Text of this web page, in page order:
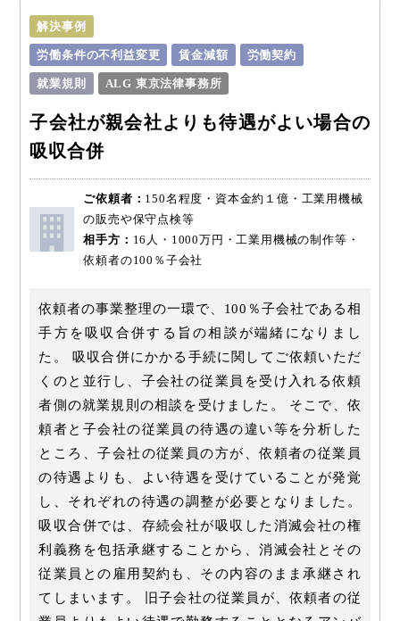
解決事例
労働条件の不利益変更 賃金減額 労働契約
就業規則 ALG 東京法律事務所
子会社が親会社よりも待遇がよい場合の
吸収合併
ご依頼者： 150名程度・資本金約１億・工業用機械
の販売や保守点検等
相手方： 16人・1000万円・工業用機械の制作等・
依頼者の100％子会社
依頼者の事業整理の一環で、100％子会社である相
手方を吸収合併する旨の相談が端緒になりまし
た。 吸収合併にかかる手続に関してご依頼いただ
くのと並行し、子会社の従業員を受け入れる依頼
者側の就業規則の相談を受けました。 そこで、依
頼者と子会社の従業員の待遇の違い等を分析した
ところ、子会社の従業員の方が、依頼者の従業員
の待遇よりも、よい待遇を受けていることが発覚
し、それぞれの待遇の調整が必要となりました。
吸収合併では、存続会社が吸収した消滅会社の権
利義務を包括承継することから、消滅会社とその
従業員との雇用契約も、その内容のまま承継され
てしまいます。 旧子会社の従業員が、依頼者の従